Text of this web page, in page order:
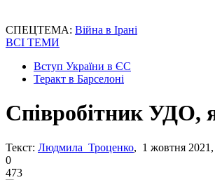
СПЕЦТЕМА: Війна в Ірані
ВСІ ТЕМИ
Вступ України в ЄС
Теракт в Барселоні
Співробітник УДО,
Текст: Людмила Троценко, 1 жовтня
0
473